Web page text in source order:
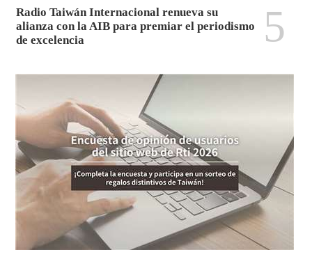
Radio Taiwán Internacional renueva su
alianza con la AIB para premiar el periodismo
de excelencia
5